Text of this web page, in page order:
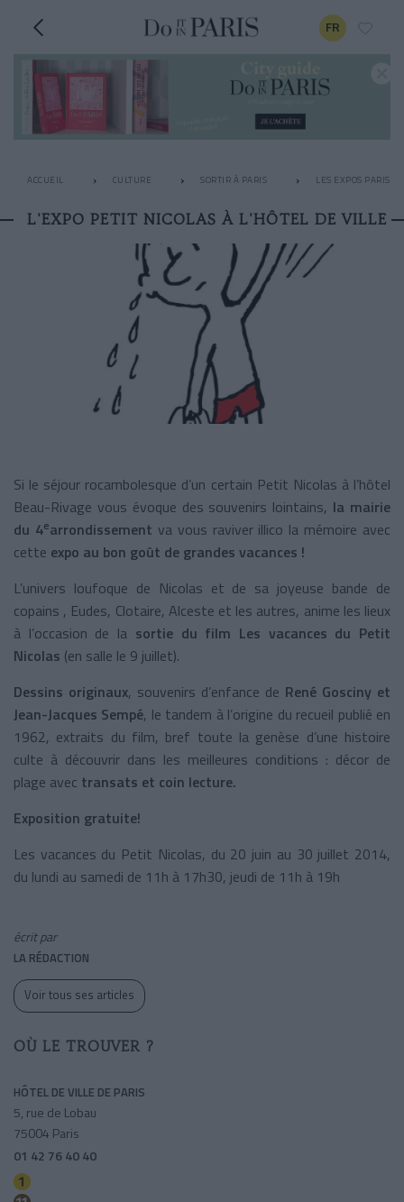
FR
ACCUEIL CULTURE SORTIR À PARIS LES EXPOS
L'EXPO PETIT NICOLAS À L'HÔTEL DE VILLE
Si le séjour rocambolesque d’un certain Petit Nicolas à l’hôtel
Beau-Rivage vous évoque des souvenirs lointains, la mairie
du 4earrondissement va vous raviver illico la mémoire avec
cette expo au bon goût de grandes vacances !
L’univers loufoque de Nicolas et de sa joyeuse bande de
copains , Eudes, Clotaire, Alceste et les autres, anime les lieux
à l’occasion de la sortie du film Les vacances du Petit
Nicolas (en salle le 9 juillet).
Dessins originaux, souvenirs d’enfance de René Gosciny et
Jean-Jacques Sempé, le tandem à l’origine du recueil publié en
1962, extraits du film, bref toute la genèse d’une histoire
culte à découvrir dans les meilleures conditions : décor de
plage avec transats et coin lecture.
Exposition gratuite!
Les vacances du Petit Nicolas, du 20 juin au 30 juillet 2014,
du lundi au samedi de 11h à 17h30, jeudi de 11h à 19h
écrit par
LA RÉDACTION
Voir tous ses articles
OÙ LE TROUVER ?
HÔTEL DE VILLE DE PARIS
5, rue de Lobau
75004 Paris
01 42 76 40 40